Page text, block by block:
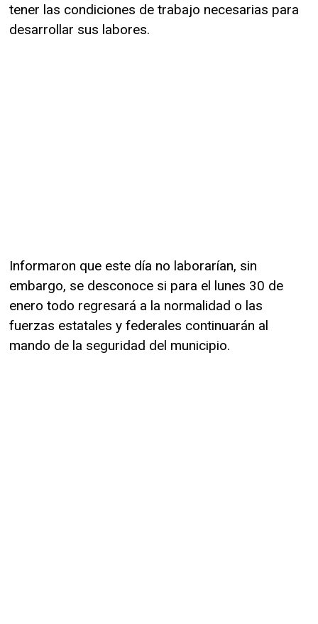
tener las condiciones de trabajo necesarias para
desarrollar sus labores.
Informaron que este día no laborarían, sin
embargo, se desconoce si para el lunes 30 de
enero todo regresará a la normalidad o las
fuerzas estatales y federales continuarán al
mando de la seguridad del municipio.